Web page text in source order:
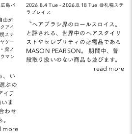
島パ
由が
アイ
ステ
ゲー
虎ノ
マン
、い
ぶの
イテ
ま
わせ
more
2026.8.4 Tue - 2026.8.18 Tue ＠札幌ステ
ラプレイス
〝ヘアブラシ界のロールスロイス〟
と評される、世界中のヘアスタイリ
ストやセレブリティの必需品である
MASON PEARSON。 期間中、普
段取り扱いのない商品も並びます。
read more